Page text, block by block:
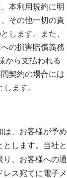
本利用規約に明
その他一切の責
します。また、
の損害賠償義務
から支払われる
契約の場合には
ます。
は、お客様が予め
します。当社と
り、お客様への通
ス宛てに電子メ